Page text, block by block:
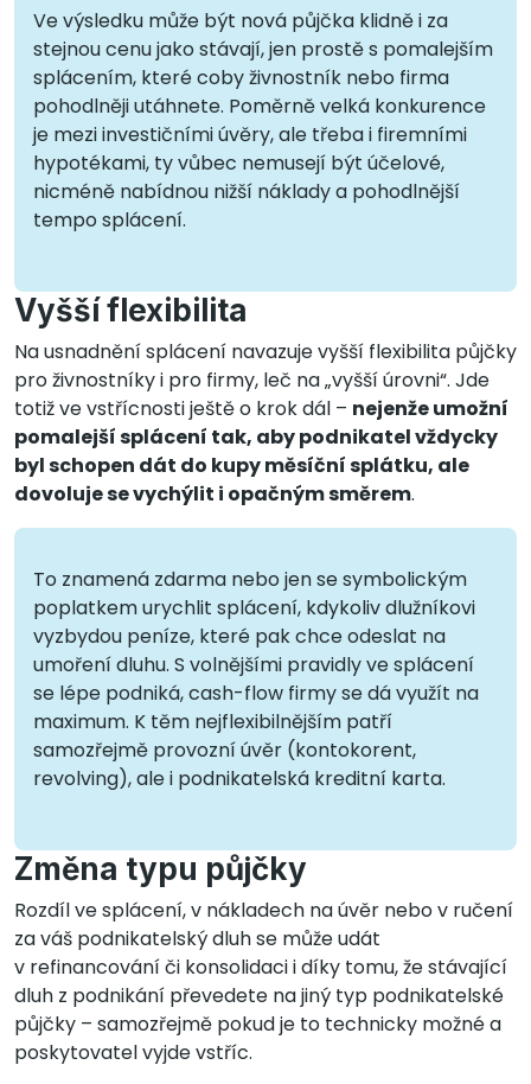
Ve výsledku může být nová půjčka klidně i za
stejnou cenu jako stávají, jen prostě s pomalejším
splácením, které coby živnostník nebo firma
pohodlněji utáhnete. Poměrně velká konkurence
je mezi investičními úvěry, ale třeba i firemními
hypotékami, ty vůbec nemusejí být účelové,
nicméně nabídnou nižší náklady a pohodlnější
tempo splácení.
Vyšší flexibilita
Na usnadnění splácení navazuje vyšší flexibilita půjčky
pro živnostníky i pro firmy, leč na „vyšší úrovni“. Jde
totiž ve vstřícnosti ještě o krok dál – nejenže umožní
pomalejší splácení tak, aby podnikatel vždycky
byl schopen dát do kupy měsíční splátku, ale
dovoluje se vychýlit i opačným směrem.
To znamená zdarma nebo jen se symbolickým
poplatkem urychlit splácení, kdykoliv dlužníkovi
vyzbydou peníze, které pak chce odeslat na
umoření dluhu. S volnějšími pravidly ve splácení
se lépe podniká, cash-flow firmy se dá využít na
maximum. K těm nejflexibilnějším patří
samozřejmě provozní úvěr (kontokorent,
revolving), ale i podnikatelská kreditní karta.
Změna typu půjčky
Rozdíl ve splácení, v nákladech na úvěr nebo v ručení
za váš podnikatelský dluh se může udát
v refinancování či konsolidaci i díky tomu, že stávající
dluh z podnikání převedete na jiný typ podnikatelské
půjčky – samozřejmě pokud je to technicky možné a
poskytovatel vyjde vstříc.